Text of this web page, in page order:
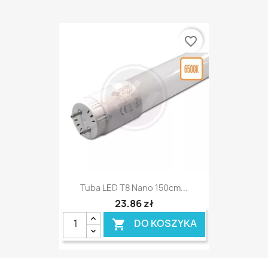
Tuba LED T8 Nano 150cm...
23,86 zł
 DO KOSZYKA
favorite_border